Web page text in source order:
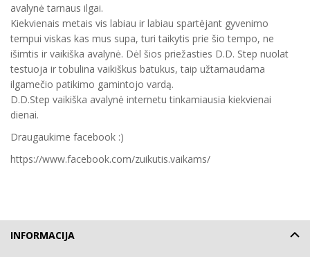
avalynė tarnaus ilgai.
Kiekvienais metais vis labiau ir labiau spartėjant gyvenimo
tempui viskas kas mus supa, turi taikytis prie šio tempo, ne
išimtis ir vaikiška avalynė. Dėl šios priežasties D.D. Step nuolat
testuoja ir tobulina vaikiškus batukus, taip užtarnaudama
ilgamečio patikimo gamintojo vardą.
D.D.Step vaikiška avalynė internetu tinkamiausia kiekvienai
dienai.
Draugaukime facebook :)
https://www.facebook.com/zuikutis.vaikams/
INFORMACIJA